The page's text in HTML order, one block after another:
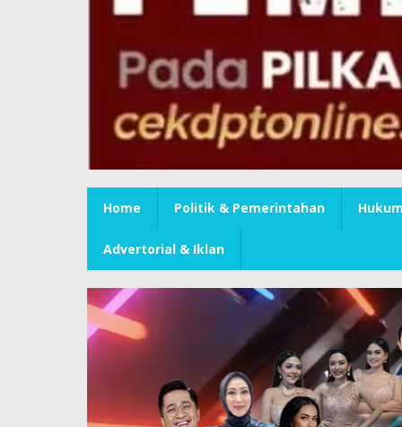
Home Politik & Pemerintahan
Advertorial & Iklan